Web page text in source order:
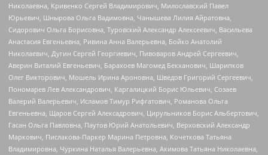
Николаевна, Кривенко Сергей Владимирович, Милославский Павел
Юрьевич, Шнырова Ольга Вадимовна, Чанышева Лилия Айратовна,
Сидорович Ольга Борисовна, Туровский Александр Алексеевич, Васильева
Анастасия Евгеньевна, Ривина Анна Валерьевна, Бойко Анатолий
Николаевич, Дугин Сергей Георгиевич, Пивоваров Андрей Сергеевич,
Аверин Виталий Евгеньевич, Барахоев Магомед Бекханович, Шарипков
Олег Викторович, Мошель Ирина Ароновна, Шведов Григорий Сергеевич,
Пономарев Лев Александрович, Каргалицкий Борис Юльевич, Созаев
Валерий Валерьевич, Исламов Тимур Рифгатович, Романова Ольга
Евгеньевна, Щаров Сергей Алексадрович, Цирульников Борис Альбертович,
Гасан Ольга Павловна, Паутов Юрий Анатольевич, Верховский Александр
Маркович, Пислакова-Паркер Марина Петровна, Кочеткова Татьяна
Владимировна, Чуркина Наталья Валерьевна, Акимова Татьяна Николаевна,